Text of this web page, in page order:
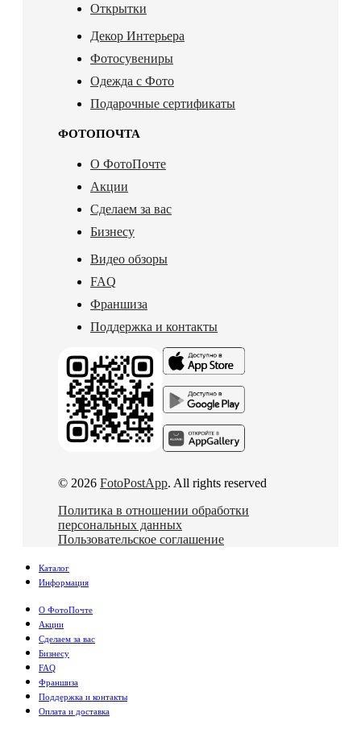
Открытки
Декор Интерьера
Фотосувениры
Одежда с Фото
Подарочные сертификаты
ФОТОПОЧТА
О ФотоПочте
Акции
Сделаем за вас
Бизнесу
Видео обзоры
FAQ
Франшиза
Поддержка и контакты
© 2026 FotoPostApp. All rights reserved
Политика в отношении обработки
персональных данных
Пользовательское соглашение
Каталог
Информация
О ФотоПочте
Акции
Сделаем за вас
Бизнесу
FAQ
Франшиза
Поддержка и контакты
Оплата и доставка